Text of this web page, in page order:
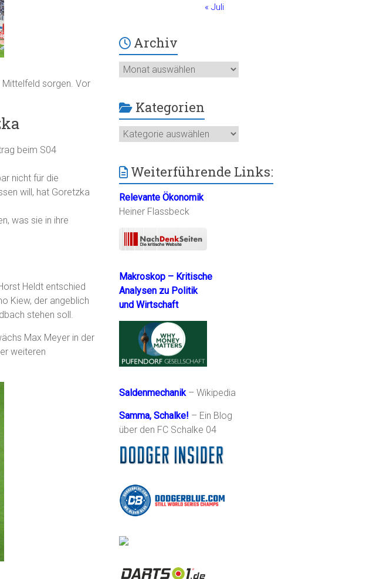
Mittelfeld sorgen. Vor
beim S04
nicht für die
will, hat Goretzka
was sie in ihre
Heldt entschied
Kiew, der angeblich
stehen soll.
Max Meyer in der
weiteren
« Juli
Archiv
Archiv
Kategorien
Kategorien
Weiterführende Links:
Relevante Ökonomik
Heiner Flassbeck
Makroskop – Kritische
Analysen zu Politik
und Wirtschaft
Saldenmechanik– Wikipedia
Samma, Schalke! – Ein Blog
über den FC Schalke 04